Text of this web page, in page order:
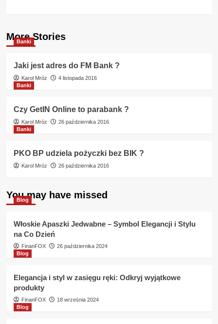
More Stories
Banki
Jaki jest adres do FM Bank ?
Karol Mróz
4 listopada 2016
Banki
Czy GetIN Online to parabank ?
Karol Mróz
26 października 2016
Banki
PKO BP udziela pożyczki bez BIK ?
Karol Mróz 26 października 2016
You may have missed
Blog
Włoskie Apaszki Jedwabne – Symbol Elegancji i Stylu
na Co Dzień
FinanFOX
26 października 2024
Blog
Elegancja i styl w zasięgu ręki: Odkryj wyjątkowe
produkty
FinanFOX
18 września 2024
Blog